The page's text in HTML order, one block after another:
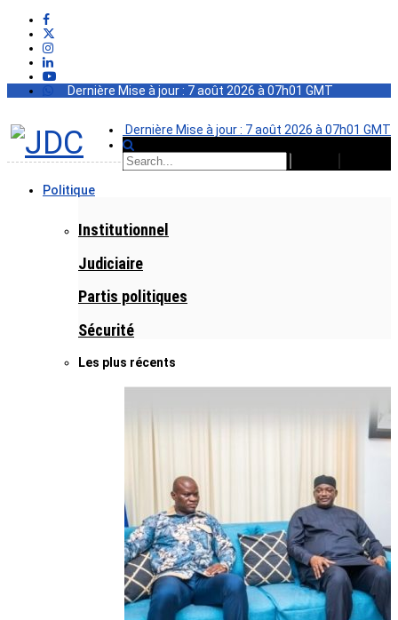
Dernière Mise à jour : 7 août 2026 à 07h01 GMT
Dernière Mise à jour : 7 août 2026 à 07h01 GMT
Politique
Institutionnel
Judiciaire
Partis politiques
Sécurité
Les plus récents